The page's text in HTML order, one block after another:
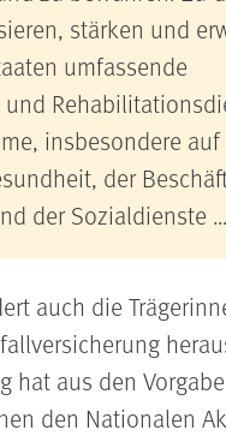
stärken und
umfassende
insbesondere auf
der
der Sozialdienste …
auch die
hat aus den
den Nationalen